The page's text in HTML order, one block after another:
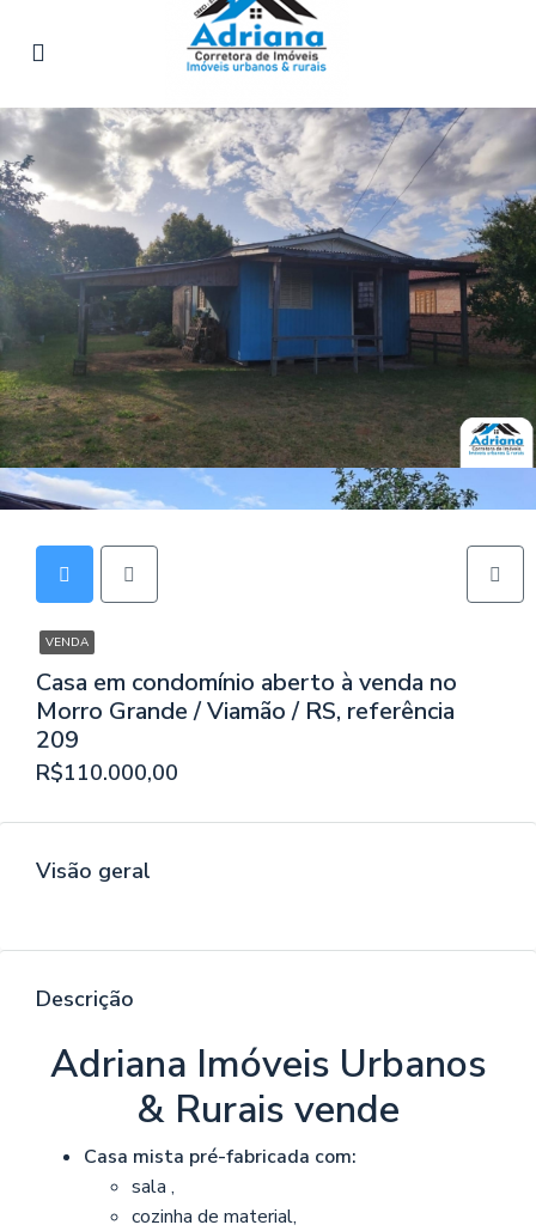
VENDA
Casa em condomínio aberto à venda no
Morro Grande / Viamão / RS, referência
209
R$110.000,00
Visão geral
Descrição
Adriana Imóveis Urbanos
& Rurais vende
Casa mista pré-fabricada com:
sala ,
cozinha de material,